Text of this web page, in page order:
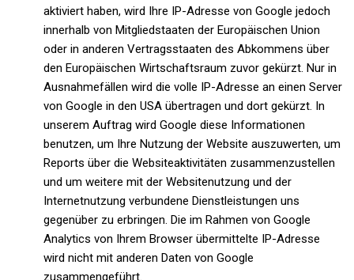
aktiviert haben, wird Ihre IP-Adresse von Google jedoch
innerhalb von Mitgliedstaaten der Europäischen Union
oder in anderen Vertragsstaaten des Abkommens über
den Europäischen Wirtschaftsraum zuvor gekürzt. Nur in
Ausnahmefällen wird die volle IP-Adresse an einen Server
von Google in den USA übertragen und dort gekürzt. In
unserem Auftrag wird Google diese Informationen
benutzen, um Ihre Nutzung der Website auszuwerten, um
Reports über die Websiteaktivitäten zusammenzustellen
und um weitere mit der Websitenutzung und der
Internetnutzung verbundene Dienstleistungen uns
gegenüber zu erbringen. Die im Rahmen von Google
Analytics von Ihrem Browser übermittelte IP-Adresse
wird nicht mit anderen Daten von Google
zusammengeführt.